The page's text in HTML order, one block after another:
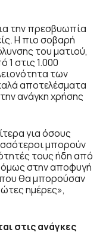
την πρεσβυωπία
Η πιο σοβαρή
του ματιού,
στις 1.000
των
αποτελέσματα
ανάγκη χρήσης
για όσους
μπορούν
τους ήδη από
όμως στην αποφυγή
θα μπορούσαν
ημέρες»,
στις ανάγκες